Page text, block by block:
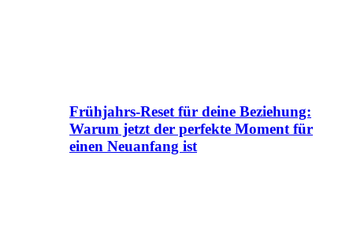
Frühjahrs-Reset für deine Beziehung:
Warum jetzt der perfekte Moment für
einen Neuanfang ist